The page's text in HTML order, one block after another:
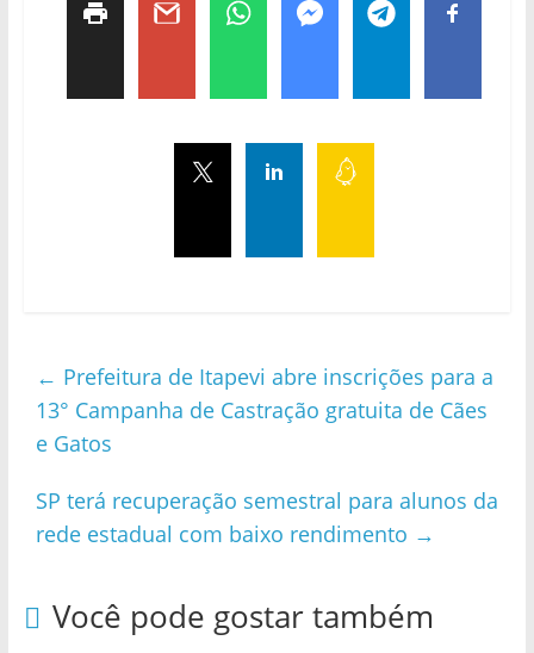
← Prefeitura de Itapevi abre inscrições para a
13° Campanha de Castração gratuita de Cães
e Gatos
SP terá recuperação semestral para alunos da
rede estadual com baixo rendimento →
Você pode gostar também